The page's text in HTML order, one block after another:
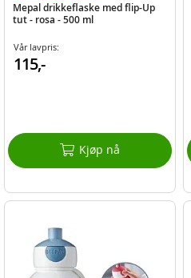
Mepal drikkeflaske med flip-Up
tut - rosa - 500 ml
Vår lavpris:
115,-
Kjøp nå